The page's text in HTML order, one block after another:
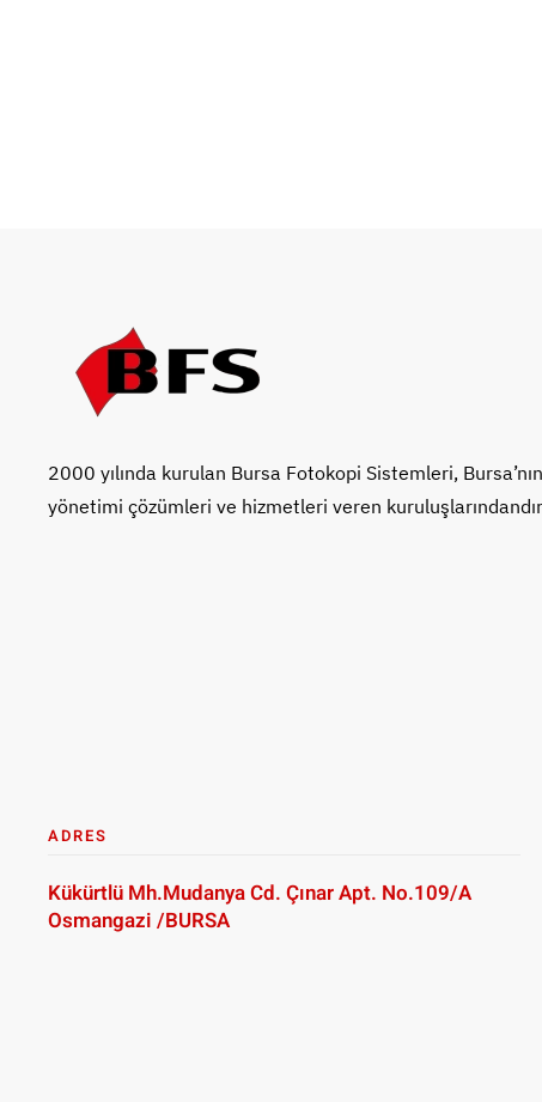
2000 yılında kurulan Bursa Fotokopi Sistemleri,
yönetimi çözümleri ve hizmetleri veren
ADRES
Kükürtlü Mh.Mudanya Cd. Çınar Apt. No.109/A
Osmangazi /BURSA